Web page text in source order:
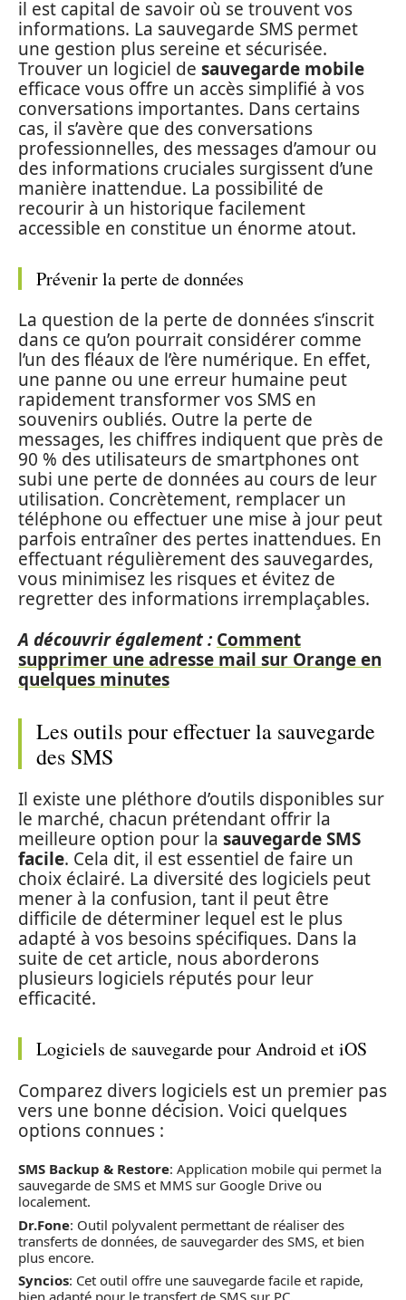
il est capital de savoir où se trouvent vos
informations. La sauvegarde SMS permet
une gestion plus sereine et sécurisée.
Trouver un logiciel de sauvegarde mobile
efficace vous offre un accès simplifié à vos
conversations importantes. Dans certains
cas, il s’avère que des conversations
professionnelles, des messages d’amour ou
des informations cruciales surgissent d’une
manière inattendue. La possibilité de
recourir à un historique facilement
accessible en constitue un énorme atout.
Prévenir la perte de données
La question de la perte de données s’inscrit
dans ce qu’on pourrait considérer comme
l’un des fléaux de l’ère numérique. En effet,
une panne ou une erreur humaine peut
rapidement transformer vos SMS en
souvenirs oubliés. Outre la perte de
messages, les chiffres indiquent que près de
90 % des utilisateurs de smartphones ont
subi une perte de données au cours de leur
utilisation. Concrètement, remplacer un
téléphone ou effectuer une mise à jour peut
parfois entraîner des pertes inattendues. En
effectuant régulièrement des sauvegardes,
vous minimisez les risques et évitez de
regretter des informations irremplaçables.
A découvrir également : Comment
supprimer une adresse mail sur Orange en
quelques minutes
Les outils pour effectuer la sauvegarde
des SMS
Il existe une pléthore d’outils disponibles sur
le marché, chacun prétendant offrir la
meilleure option pour la sauvegarde SMS
facile. Cela dit, il est essentiel de faire un
choix éclairé. La diversité des logiciels peut
mener à la confusion, tant il peut être
difficile de déterminer lequel est le plus
adapté à vos besoins spécifiques. Dans la
suite de cet article, nous aborderons
plusieurs logiciels réputés pour leur
efficacité.
Logiciels de sauvegarde pour Android et iOS
Comparez divers logiciels est un premier pas
vers une bonne décision. Voici quelques
options connues :
SMS Backup & Restore: Application mobile qui permet la
sauvegarde de SMS et MMS sur Google Drive ou
localement.
Dr.Fone: Outil polyvalent permettant de réaliser des
transferts de données, de sauvegarder des SMS, et bien
plus encore.
Syncios: Cet outil offre une sauvegarde facile et rapide,
bien adapté pour le transfert de SMS sur PC.